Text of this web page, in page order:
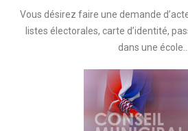
Vous désirez faire une demande
listes électorales, carte d’identité,
dans une école…